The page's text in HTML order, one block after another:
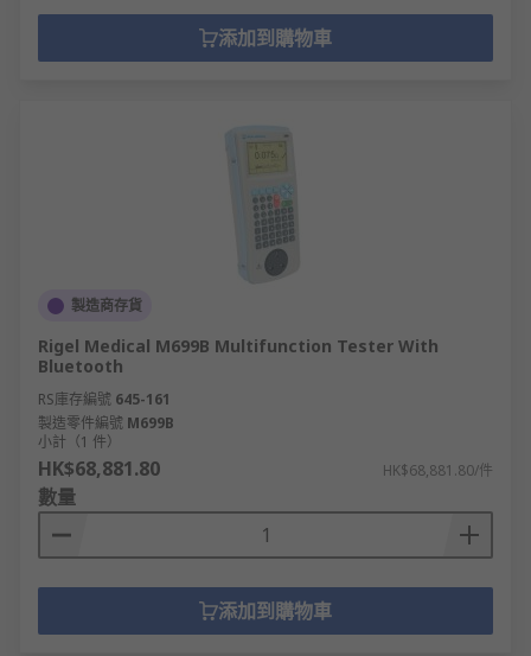
添加到購物車
製造商存貨
Rigel Medical M699B Multifunction Tester With
Bluetooth
RS庫存編號 645-161
製造零件編號 M699B
小計（1 件）
HK$68,881.80 HK$68,881.80/件
數量
添加到購物車